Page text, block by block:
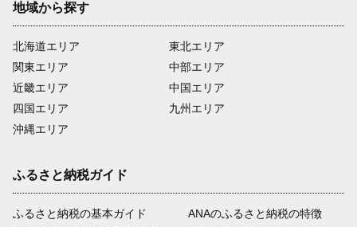
地域から探す
北海道エリア
関東エリア
近畿エリア
四国エリア
沖縄エリア
東北エリア
中部エリア
中国エリア
九州エリア
ふるさと納税ガイド
ふるさと納税の基本ガイド
ANAのふるさと納税の特徴